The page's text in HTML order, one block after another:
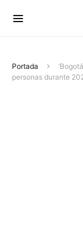
Portada
personas durante